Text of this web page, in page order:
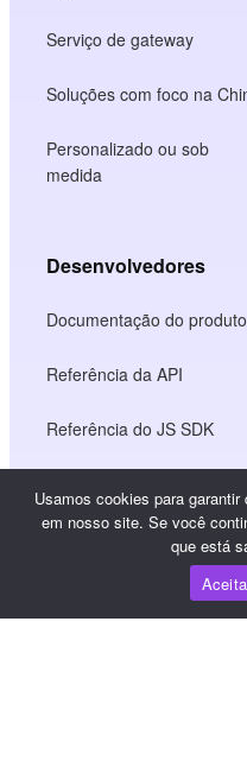
Serviço de gateway
Soluções com foco na
Personalizado ou sob
medida
Desenvolvedores
Documentação do produto
Referência da API
Referência do JS SDK
Recursos
Centro de conhecimento
Usamos cookies para
em nosso site. Se você
que está